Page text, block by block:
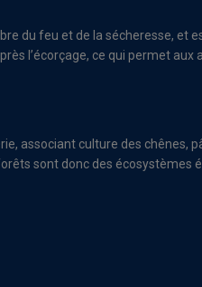
du feu et de la sécheresse,
l’écorçage, ce qui permet aux
associant culture des chênes,
sont donc des écosystèmes